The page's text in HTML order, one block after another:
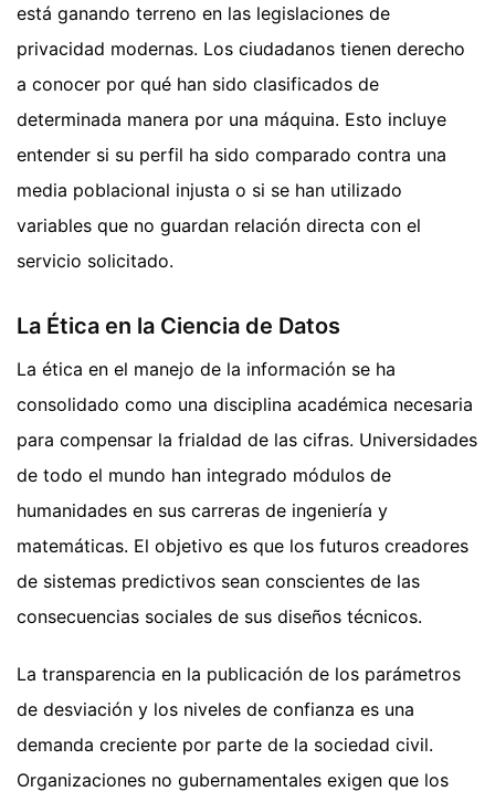
está ganando terreno en las legislaciones de
privacidad modernas. Los ciudadanos tienen derecho
a conocer por qué han sido clasificados de
determinada manera por una máquina. Esto incluye
entender si su perfil ha sido comparado contra una
media poblacional injusta o si se han utilizado
variables que no guardan relación directa con el
servicio solicitado.
La Ética en la Ciencia de Datos
La ética en el manejo de la información se ha
consolidado como una disciplina académica necesaria
para compensar la frialdad de las cifras. Universidades
de todo el mundo han integrado módulos de
humanidades en sus carreras de ingeniería y
matemáticas. El objetivo es que los futuros creadores
de sistemas predictivos sean conscientes de las
consecuencias sociales de sus diseños técnicos.
La transparencia en la publicación de los parámetros
de desviación y los niveles de confianza es una
demanda creciente por parte de la sociedad civil.
Organizaciones no gubernamentales exigen que los